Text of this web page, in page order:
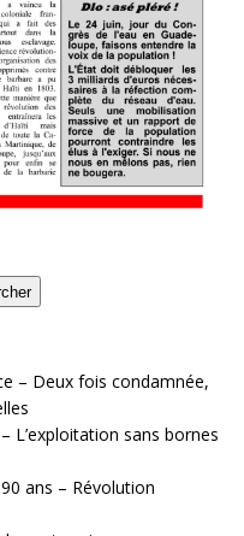
– Deux fois condamnée,
L’exploitation sans bornes
ans – Révolution